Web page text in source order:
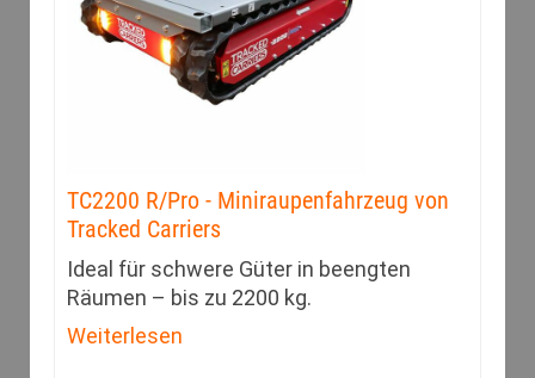
TC2200 R/Pro - Miniraupenfahrzeug von
Tracked Carriers
Ideal für schwere Güter in beengten
Räumen – bis zu 2200 kg.
Weiterlesen